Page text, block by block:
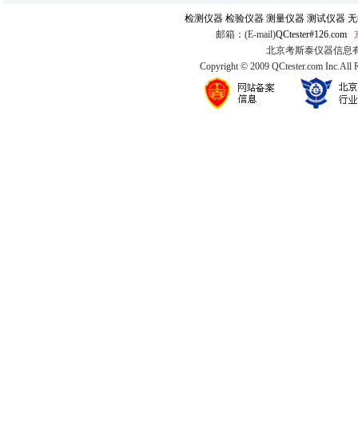
检测仪器 检验仪器 测量仪器 测试仪器
邮箱：(E-mail)QCtester#126.com
北京考斯泰仪器信息
Copyright © 2009 QCtester.com Inc.All